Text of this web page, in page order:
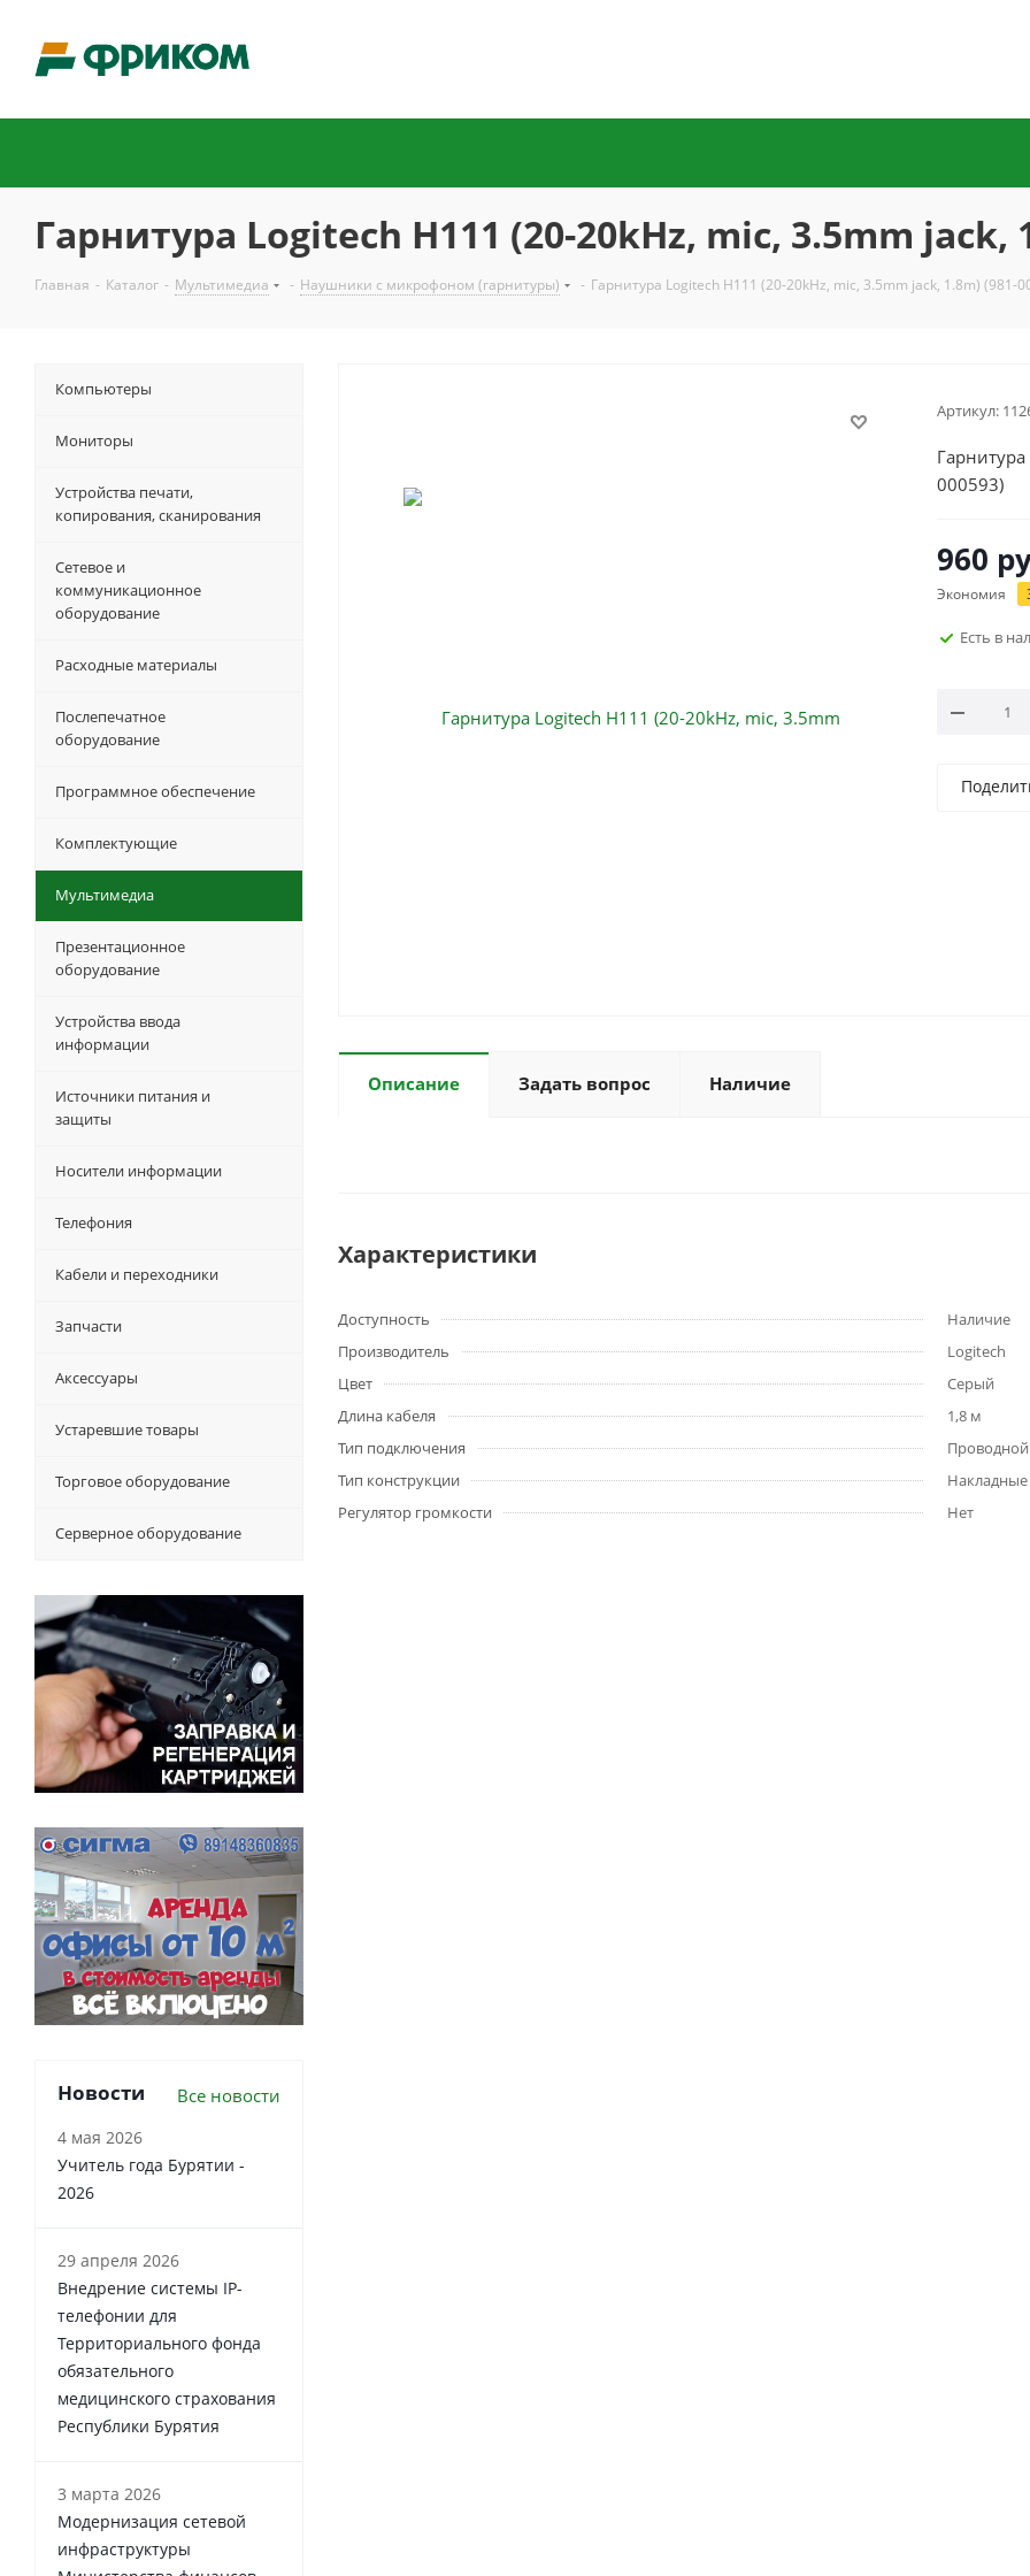
Гарнитура Logitech H111 (20-20kHz, mic, 3.5mm jack,
Главная - Каталог - Мультимедиа - Наушники с микрофоном (гарнитуры) - Гарнитура Logitech H111 (20-20kHz, mic, 3.5mm jack, 1.8m) (981-
Артикул:
000593)
960
Экономия
Есть в
Описание Задать вопрос Наличие
Характеристики
Доступность
Наличие
Производитель
Logitech
Цвет
Серый
Длина кабеля
1,8 м
Тип подключения
Проводной
Тип конструкции
Накладные
Регулятор громкости
Нет
Компьютеры
Мониторы
Устройства печати,
копирования, сканирования
Сетевое и
коммуникационное
оборудование
Расходные материалы
Послепечатное
оборудование
Программное обеспечение
Комплектующие
Мультимедиа
Презентационное
оборудование
Устройства ввода
информации
Источники питания и
защиты
Носители информации
Телефония
Кабели и переходники
Запчасти
Аксессуары
Устаревшие товары
Торговое оборудование
Серверное оборудование
Новости Все новости
4 мая 2026
Учитель года Бурятии -
2026
29 апреля 2026
Внедрение системы IP-
телефонии для
Территориального фонда
обязательного
медицинского страхования
Республики Бурятия
3 марта 2026
Модернизация сетевой
инфраструктуры